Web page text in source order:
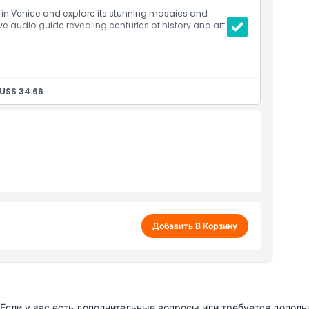
и узнайте, почему это одно из самых посещаемых
впечатляющие скульптуры и историческая
Venice and explore its stunning mosaics and
audio guide revealing centuries of history and art.
US$ 34.66
Добавить В Корзину